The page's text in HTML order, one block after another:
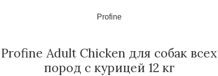
Profine
Profine Adult Chicken для собак всех
пород с курицей 12 кг